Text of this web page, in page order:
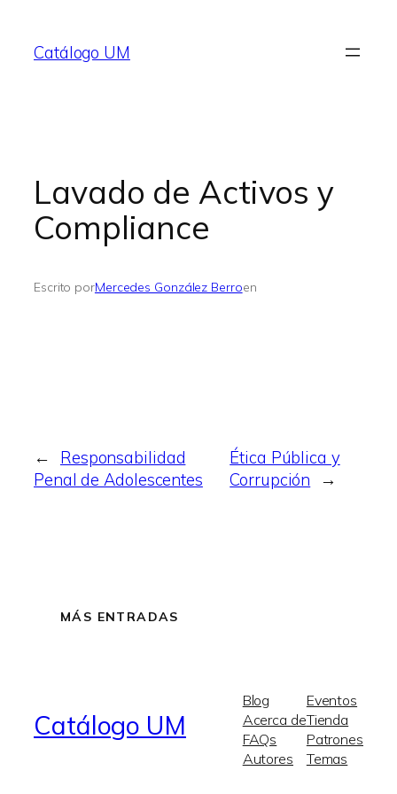
contenido
Catálogo UM
Lavado de Activos y
Compliance
Escrito porMercedes González Berroen
←
Responsabilidad
Penal de Adolescentes
Ética Pública y
Corrupción
→
MÁS ENTRADAS
Catálogo UM
Blog
Acerca de
FAQs
Autores
Eventos
Tienda
Patrones
Temas